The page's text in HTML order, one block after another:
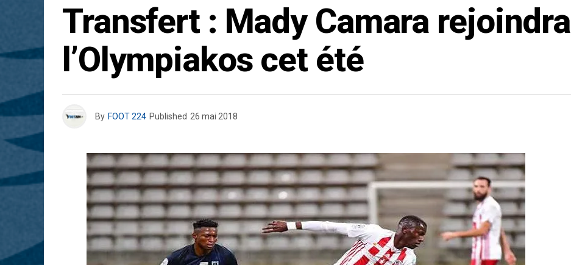
Transfert : Mady Camara rejoindra
l’Olympiakos cet été
By FOOT 224 Published 26 mai 2018